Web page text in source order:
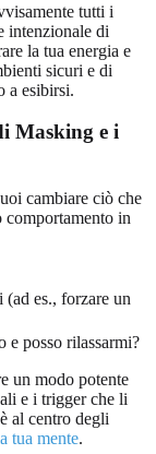
tutti i
intenzionale di
la tua energia e
sicuri e di
a esibirsi.
Masking e i
cambiare ciò che
comportamento in
es., forzare un
e posso rilassarmi?
un modo potente
e i trigger che li
al centro degli
tua mente.